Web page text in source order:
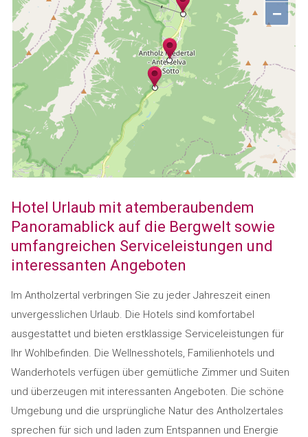
−
Hotel Urlaub mit atemberaubendem
Panoramablick auf die Bergwelt sowie
umfangreichen Serviceleistungen und
interessanten Angeboten
Im Antholzertal verbringen Sie zu jeder Jahreszeit einen
unvergesslichen Urlaub. Die Hotels sind komfortabel
ausgestattet und bieten erstklassige Serviceleistungen für
Ihr Wohlbefinden. Die Wellnesshotels, Familienhotels und
Wanderhotels verfügen über gemütliche Zimmer und Suiten
und überzeugen mit interessanten Angeboten. Die schöne
Umgebung und die ursprüngliche Natur des Antholzertales
sprechen für sich und laden zum Entspannen und Energie